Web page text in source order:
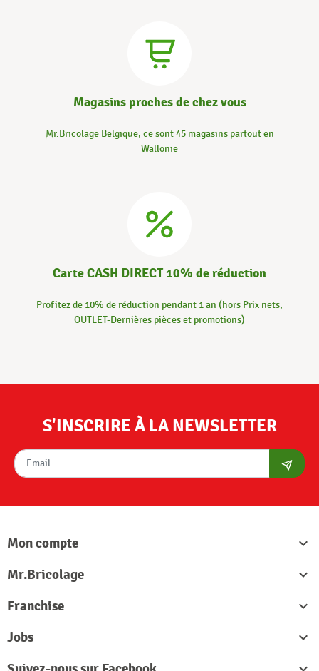
Magasins proches de chez vous
Mr.Bricolage Belgique, ce sont 45 magasins partout en
Wallonie
Carte CASH DIRECT 10% de réduction
Profitez de 10% de réduction pendant 1 an (hors Prix nets,
OUTLET-Dernières pièces et promotions)
S'INSCRIRE À LA NEWSLETTER
Mon compte

Mr.Bricolage

Franchise

Jobs
